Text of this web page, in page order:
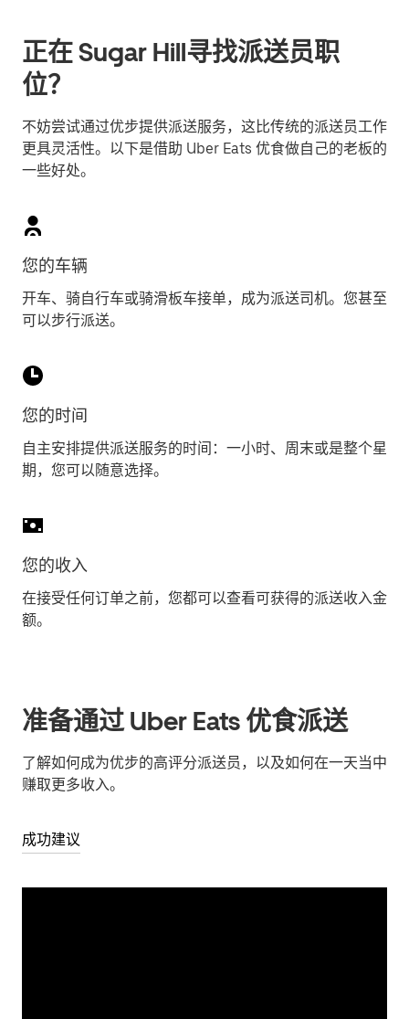
正在 Sugar Hill寻找派送员职
位？
不妨尝试通过优步提供派送服务，这比传统的派送员工作
更具灵活性。以下是借助 Uber Eats 优食做自己的老板的
一些好处。
您的车辆
开车、骑自行车或骑滑板车接单，成为派送司机。您甚至
可以步行派送。
您的时间
自主安排提供派送服务的时间：一小时、周末或是整个星
期，您可以随意选择。
您的收入
在接受任何订单之前，您都可以查看可获得的派送收入金
额。
准备通过 Uber Eats 优食派送
了解如何成为优步的高评分派送员，以及如何在一天当中
赚取更多收入。
成功建议